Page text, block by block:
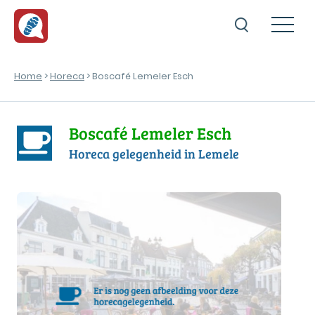
Home >Horeca > Boscafé Lemeler Esch
Boscafé Lemeler Esch
Horeca gelegenheid in Lemele